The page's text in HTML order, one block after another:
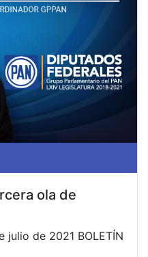
ola de
julio de 2021 BOLETÍN